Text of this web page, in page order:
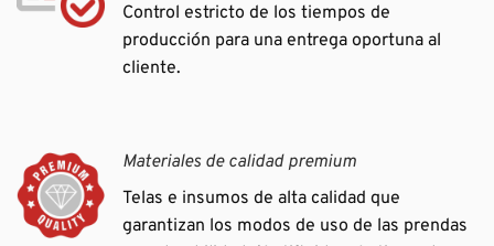
Control estricto de los tiempos de
producción para una entrega oportuna al
cliente.
Materiales de calidad premium
Telas e insumos de alta calidad que
garantizan los modos de uso de las prendas